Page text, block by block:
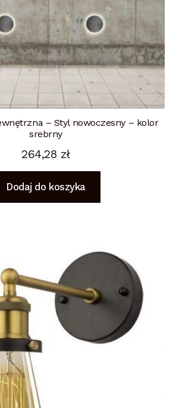
– Styl nowoczesny – kolor
srebrny
264,28 zł
Dodaj do koszyka